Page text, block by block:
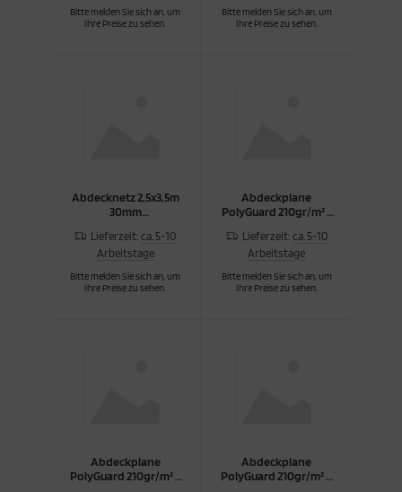
Bitte melden Sie sich an, um
Ihre Preise zu sehen.
Bitte melden Sie sich an, um
Ihre Preise zu sehen.
Abdecknetz 2,5x3,5m
30mm
Lieferzeit: ca. 5-10
Arbeitstage
Bitte melden Sie sich an, um
Ihre Preise zu sehen.
Abdeckplane
PolyGuard 210gr/m² 2
Lieferzeit: ca. 5-10
Arbeitstage
Bitte melden Sie sich an, um
Ihre Preise zu sehen.
Abdeckplane
PolyGuard 210gr/m² 3
Abdeckplane
PolyGuard 210gr/m² 4